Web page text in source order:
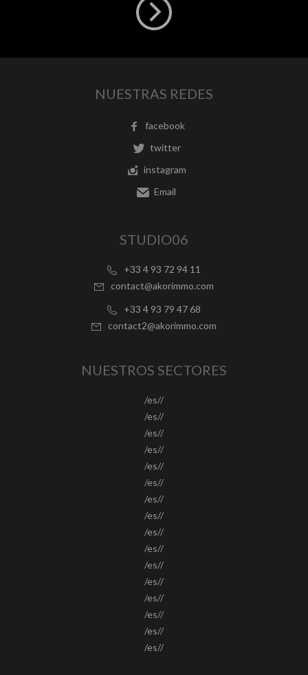
NUESTRAS REDES
facebook
twitter
instagram
Email
STUDIO06
+33 4 93 72 94 11
contact@akorimmo.com
+33 4 93 79 47 68
contact2@akorimmo.com
NUESTROS SECTORES
/es//
/es//
/es//
/es//
/es//
/es//
/es//
/es//
/es//
/es//
/es//
/es//
/es//
/es//
/es//
/es//